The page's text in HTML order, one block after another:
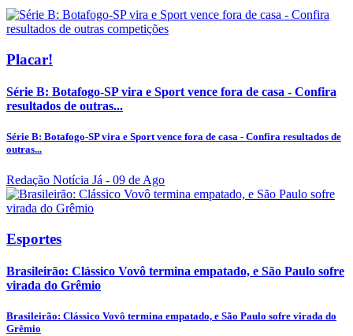
Placar!
Série B: Botafogo-SP vira e Sport vence fora de casa - Confira
resultados de outras...
Série B: Botafogo-SP vira e Sport vence fora de casa - Confira resultados de
outras...
Redação Notícia Já - 09 de Ago
Esportes
Brasileirão: Clássico Vovô termina empatado, e São Paulo sofre
virada do Grêmio
Brasileirão: Clássico Vovô termina empatado, e São Paulo sofre virada do
Grêmio